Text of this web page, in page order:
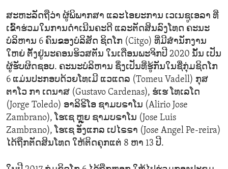
ສະຫະລັດຖືວ່າ ຜູ້ພິພາກສາ ແລະໄອຍະການ ເວເນຊູເອລາ ທີ່
ເຂົ້າຮ່ວມໃນການດຳເນີນຄະດີ ແລະຕັດສິນລົງໂທດ ຄະນະ
ບໍລິຫານ 6 ຄົນຂອງບໍລິສັດ ຊິດໂກ (Citgo) ທີ່ມີສຳນັກງານ
ໃຫຍ່ ຕັ້ງຢູ່ນະຄອນຮິວສຕັນ ໃນເດືອນພະຈິກປີ 2020 ນັ້ນ ເປັນ
ຜູ້ຮັບຜິດຊອບ. ຄະນະບໍລິຫານ ຊຶ່ງເປັນທີ່ຮູ້ກັນໃນຊື່ກຸ່ມຊິດໂກ
6 ແມ່ນປະກອບດ້ວຍໂທເມີ ແວແດລ (Tomeu Vadell) ກຸສ
ຕາໂວ ກາ ເດນາສ (Gustavo Cardenas), ຮໍເຮ ໂທເລໂດ
(Jorge Toledo) ອາລິຣິໂອ ຊາມບຣາໂນ (Alirio Jose
Zambrano), ໂຮເຊ ຫຼຸຍ ຊາມບຣາໂນ (Jose Luis
Zambrano), ໂຮເຊ ອັງແກລ ເປໄຣຣາ (Jose Angel Pe-reira)
ໄດ້ຖືກຕັດສິນໂທດ ໃຫ້ຕິດຄຸກແຕ່ 8 ຫາ 13 ປີ.